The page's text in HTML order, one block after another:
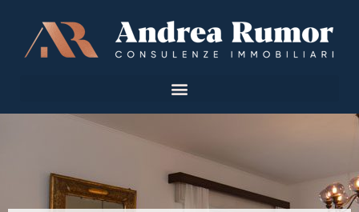
contenuto